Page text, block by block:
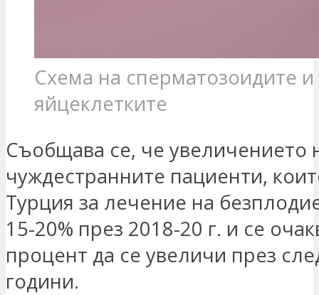
Схема на сперматозоидите и
яйцеклетките
Съобщава се, че увеличението
чуждестранните пациенти,
Турция за лечение на
15-20% през 2018-20 г. и се
процент да се увеличи през
години.